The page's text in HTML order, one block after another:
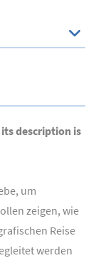
description is
um
zeigen, wie
Reise
werden